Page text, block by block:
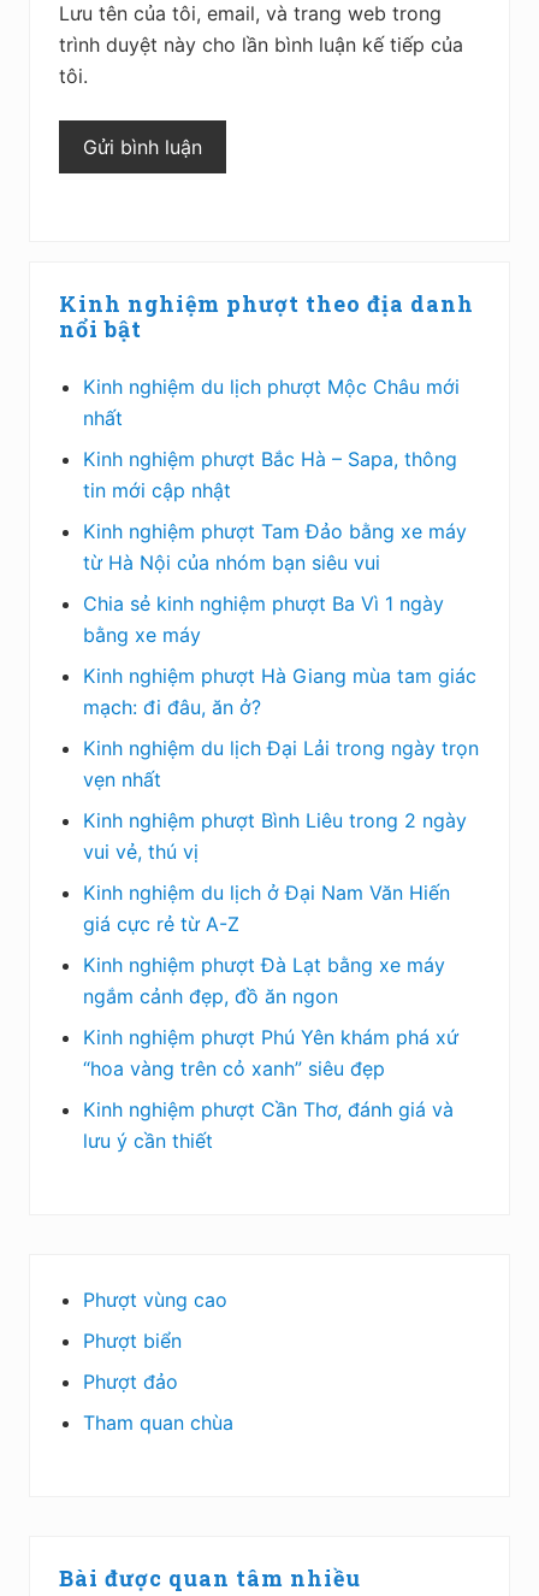
Lưu tên của tôi, email, và trang web trong
trình duyệt này cho lần bình luận kế tiếp của
tôi.
Sidebar
chính
Kinh nghiệm phượt theo địa danh
nổi bật
Kinh nghiệm du lịch phượt Mộc Châu mới
nhất
Kinh nghiệm phượt Bắc Hà – Sapa, thông
tin mới cập nhật
Kinh nghiệm phượt Tam Đảo bằng xe máy
từ Hà Nội của nhóm bạn siêu vui
Chia sẻ kinh nghiệm phượt Ba Vì 1 ngày
bằng xe máy
Kinh nghiệm phượt Hà Giang mùa tam giác
mạch: đi đâu, ăn ở?
Kinh nghiệm du lịch Đại Lải trong ngày trọn
vẹn nhất
Kinh nghiệm phượt Bình Liêu trong 2 ngày
vui vẻ, thú vị
Kinh nghiệm du lịch ở Đại Nam Văn Hiến
giá cực rẻ từ A-Z
Kinh nghiệm phượt Đà Lạt bằng xe máy
ngắm cảnh đẹp, đồ ăn ngon
Kinh nghiệm phượt Phú Yên khám phá xứ
“hoa vàng trên cỏ xanh” siêu đẹp
Kinh nghiệm phượt Cần Thơ, đánh giá và
lưu ý cần thiết
Phượt vùng cao
Phượt biển
Phượt đảo
Tham quan chùa
Bài được quan tâm nhiều